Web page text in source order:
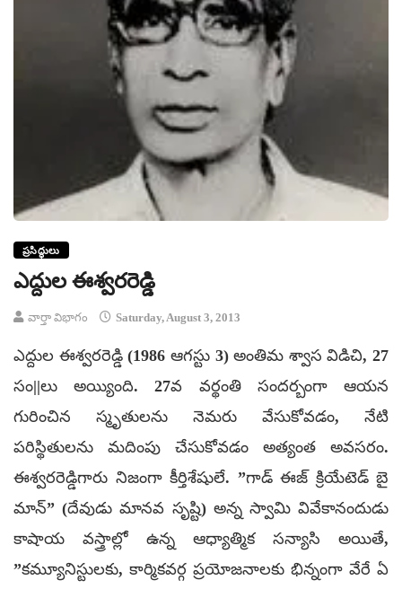
ప్రసిద్ధులు
ఎద్దుల ఈశ్వరరెడ్డి
వార్తా విభాగం Saturday, August 3, 2013
ఎద్దుల ఈశ్వరరెడ్డి (1986 ఆగస్టు 3) అంతిమ శ్వాస విడిచి, 27
సం||లు అయ్యింది. 27వ వర్థంతి సందర్బంగా ఆయన
గురించిన స్మృతులను నెమరు వేసుకోవడం, నేటి
పరిస్థితులను మదింపు చేసుకోవడం అత్యంత అవసరం.
ఈశ్వరరెడ్డిగారు నిజంగా కీర్తిశేషులే. ”గాడ్‌ ఈజ్‌ క్రియేటెడ్‌ బై
మాన్‌” (దేవుడు మానవ సృష్టి) అన్న స్వామి వివేకానందుడు
కాషాయ వస్త్రాల్లో ఉన్న ఆధ్యాత్మిక సన్యాసి అయితే,
”కమ్యూనిస్టులకు, కార్మికవర్గ ప్రయోజనాలకు భిన్నంగా వేరే ఏ